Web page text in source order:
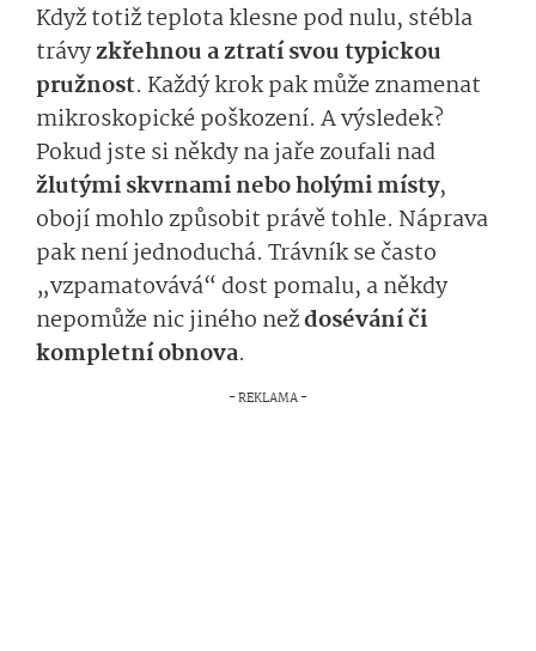
Když totiž teplota klesne pod nulu, stébla
trávyzkřehnou a ztratí svou typickou
pružnost. Každý krok pak může znamenat
mikroskopické poškození. A výsledek?
Pokud jste si někdy na jaře zoufali nad
žlutými skvrnami nebo holými místy,
obojí mohlo způsobit právě tohle. Náprava
pak není jednoduchá. Trávník se často
„vzpamatovává“ dost pomalu, a někdy
nepomůže nic jiného neždosévání či
kompletní obnova.